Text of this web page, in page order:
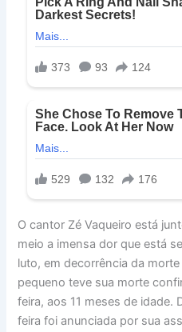
O cantor Zé Vaqueiro está
meio a imensa dor que está
luto, em decorrência da
pequeno teve sua morte
feira, aos 11 meses de idade.
feira foi anunciada por sua